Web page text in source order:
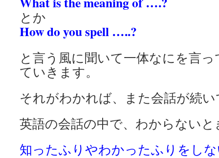
とか
How do you spell …..?
と言う風に聞いて一体なにを言
ていきます。
それがわかれば、また会話が続
英語の会話の中で、わからないと
知ったふりやわかったふりをし